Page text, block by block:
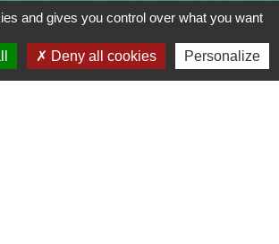
Julien-sur-Bibost
and gives you control over what you want
Deny all cookies Personalize